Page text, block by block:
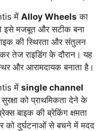
में Alloy Wheels का
इसे मजबूत और सटीक बना
की स्थिरता और संतुलन
तेज राइडिंग के दौरान। यह
और आरामदायक बनाता है।
में single channel
को प्राथमिकता देने के
बाइक की ब्रेकिंग क्षमता
को दुर्घटनाओं से बचने में मदद